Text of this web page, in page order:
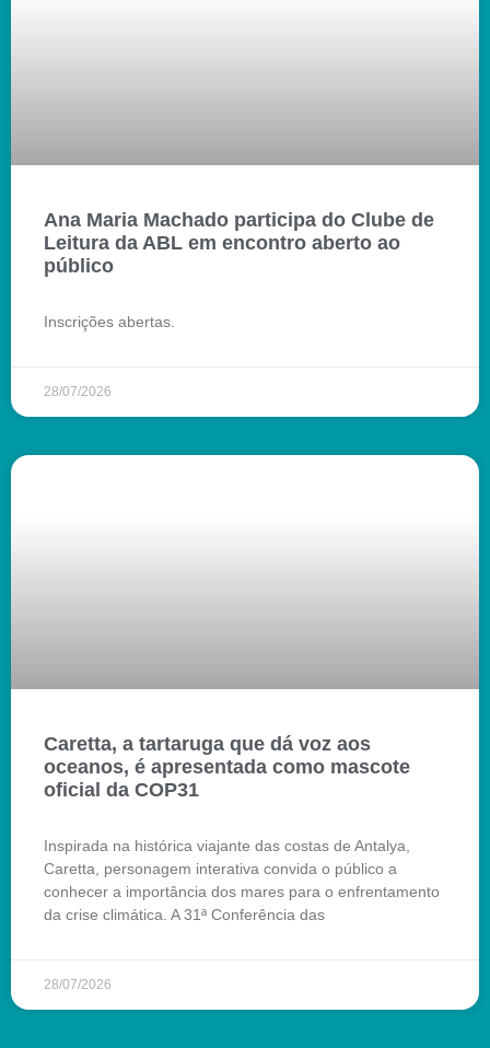
Ana Maria Machado participa do Clube de
Leitura da ABL em encontro aberto ao
público
Inscrições abertas.
28/07/2026
Caretta, a tartaruga que dá voz aos
oceanos, é apresentada como mascote
oficial da COP31
Inspirada na histórica viajante das costas de Antalya,
Caretta, personagem interativa convida o público a
conhecer a importância dos mares para o enfrentamento
da crise climática. A 31ª Conferência das
28/07/2026